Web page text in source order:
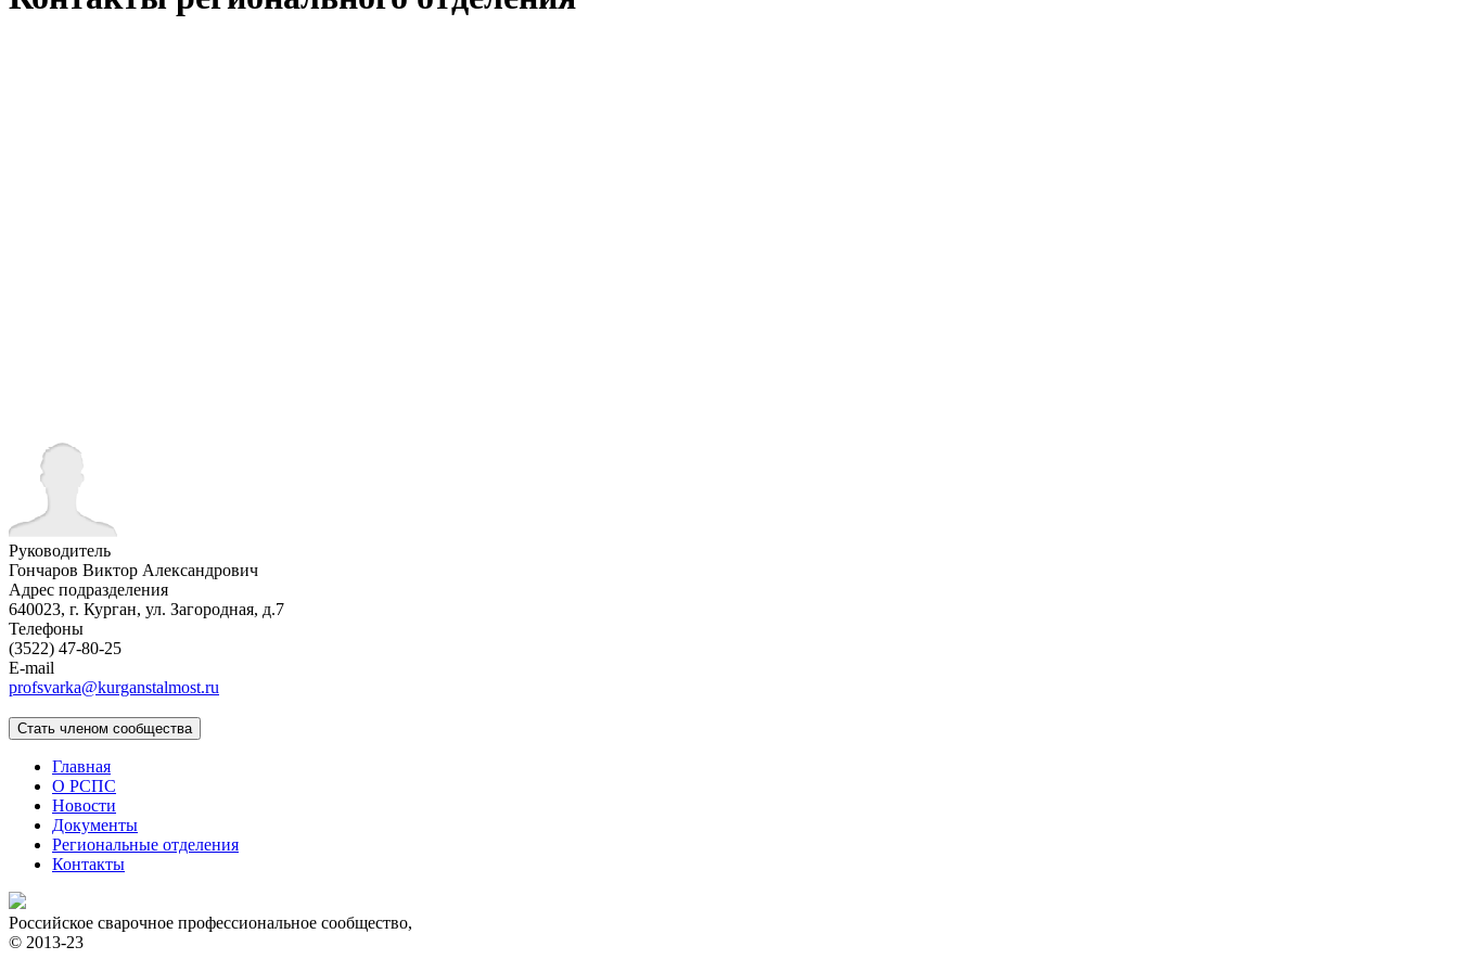
Руководитель
Гончаров Виктор Александрович
Адрес подразделения
640023, г. Курган, ул. Загородная, д.7
Телефоны
(3522) 47-80-25
E-mail
profsvarka@kurganstalmost.ru
Главная
О РСПС
Новости
Документы
Региональные отделения
Контакты
Российское сварочное профессиональное сообщество,
© 2013-23